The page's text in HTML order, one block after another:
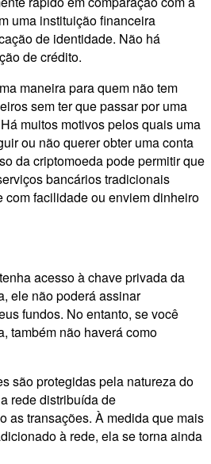
uma instituição financeira
de identidade. Não há
de crédito.
maneira para quem não tem
sem ter que passar por uma
muitos motivos pelos quais uma
ou não querer obter uma conta
da criptomoeda pode permitir que
bancários tradicionais
com facilidade ou enviem dinheiro
acesso à chave privada da
ele não poderá assinar
fundos. No entanto, se você
também não haverá como
são protegidas pela natureza do
rede distribuída de
as transações. À medida que mais
à rede, ela se torna ainda